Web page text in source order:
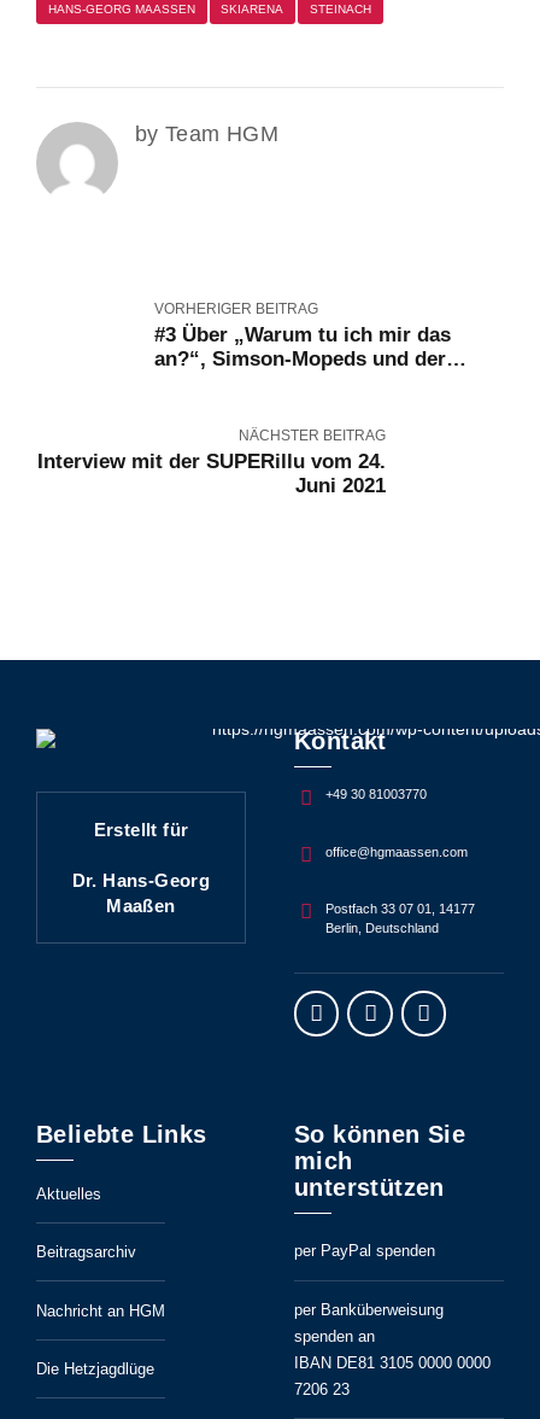
HANS-GEORG MAASSEN SKIARENA STEINACH
by Team HGM
VORHERIGER BEITRAG
#3 Über „Warum tu ich mir das
an?“, Simson-Mopeds und der
NÄCHSTER BEITRAG
Interview mit der SUPERillu vom 24.
Juni 2021
Erstellt für
Dr. Hans-Georg
Maaßen
Kontakt
+49 30 81003770
office@hgmaassen.com
Postfach 33 07 01, 14177
Berlin, Deutschland
Beliebte Links
Aktuelles
Beitragsarchiv
Nachricht an HGM
Die Hetzjagdlüge
So können Sie
mich
unterstützen
per PayPal spenden
per Banküberweisung
spenden an
IBAN DE81 3105 0000 0000
7206 23